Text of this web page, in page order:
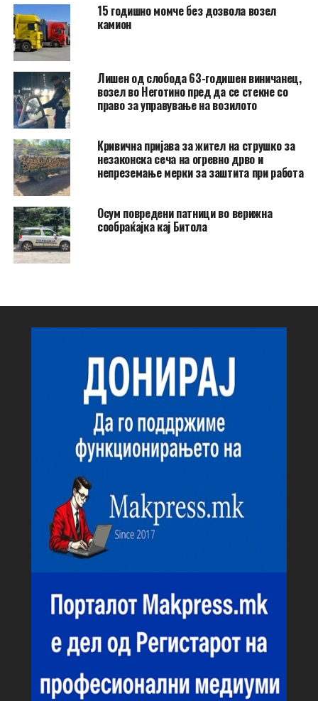
15 годишно момче без дозвола возел
камион
Лишен од слобода 63-годишен виничанец,
возел во Неготино пред да се стекне со
право за управување на возилото
Кривична пријава за жител на струшко за
незаконска сеча на огревно дрво и
непреземање мерки за заштита при работа
Осум повредени патници во верижна
сообраќајка кај Битола